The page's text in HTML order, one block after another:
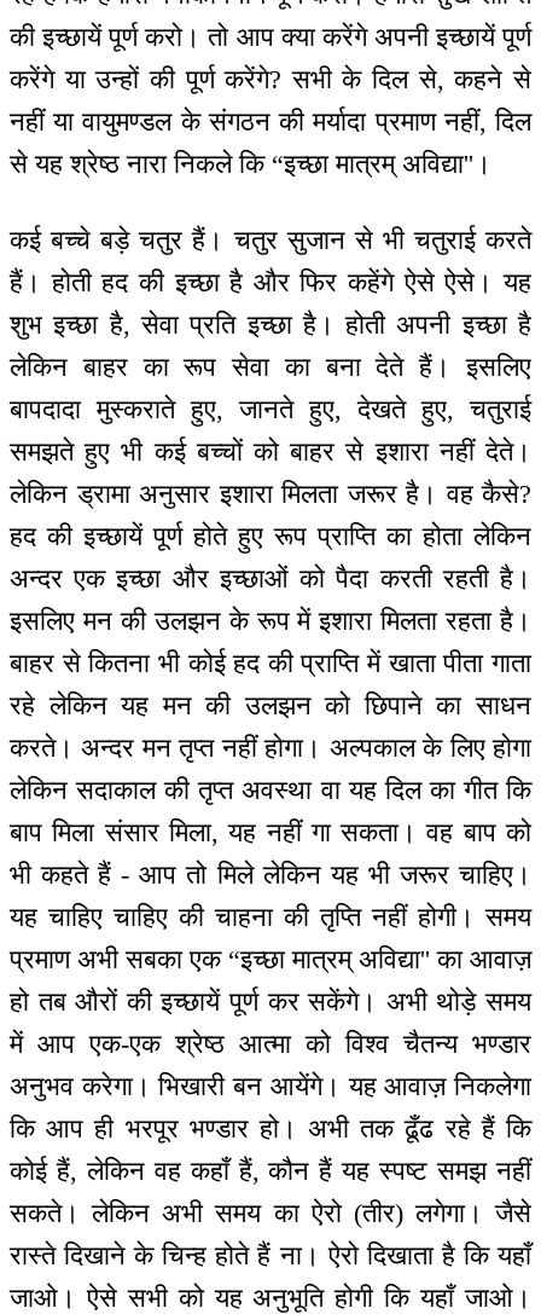
की इच्छायें पूर्ण करो। तो आप क्या करेंगे अपनी इच्छायें पूर्ण
करेंगे या उन्हों की पूर्ण करेंगे? सभी के दिल से, कहने से
नहीं या वायुमण्डल के संगठन की मर्यादा प्रमाण नहीं, दिल
से यह श्रेष्ठ नारा निकले कि “इच्छा मात्रम् अविद्या''।
कई बच्चे बड़े चतुर हैं। चतुर सुजान से भी चतुराई करते
हैं। होती हद की इच्छा है और फिर कहेंगे ऐसे ऐसे। यह
शुभ इच्छा है, सेवा प्रति इच्छा है। होती अपनी इच्छा है
लेकिन बाहर का रूप सेवा का बना देते हैं। इसलिए
बापदादा मुस्कराते हुए, जानते हुए, देखते हुए, चतुराई
समझते हुए भी कई बच्चों को बाहर से इशारा नहीं देते।
लेकिन ड्रामा अनुसार इशारा मिलता जरूर है। वह कैसे?
हद की इच्छायें पूर्ण होते हुए रूप प्राप्ति का होता लेकिन
अन्दर एक इच्छा और इच्छाओं को पैदा करती रहती है।
इसलिए मन की उलझन के रूप में इशारा मिलता रहता है।
बाहर से कितना भी कोई हद की प्राप्ति में खाता पीता गाता
रहे लेकिन यह मन की उलझन को छिपाने का साधन
करते। अन्दर मन तृप्त नहीं होगा। अल्पकाल के लिए होगा
लेकिन सदाकाल की तृप्त अवस्था वा यह दिल का गीत कि
बाप मिला संसार मिला, यह नहीं गा सकता। वह बाप को
भी कहते हैं - आप तो मिले लेकिन यह भी जरूर चाहिए।
यह चाहिए चाहिए की चाहना की तृप्ति नहीं होगी। समय
प्रमाण अभी सबका एक “इच्छा मात्रम् अविद्या'' का आवाज़
हो तब औरों की इच्छायें पूर्ण कर सकेंगे। अभी थोड़े समय
में आप एक-एक श्रेष्ठ आत्मा को विश्व चैतन्य भण्डार
अनुभव करेगा। भिखारी बन आयेंगे। यह आवाज़ निकलेगा
कि आप ही भरपूर भण्डार हो। अभी तक ढूँढ रहे हैं कि
कोई हैं, लेकिन वह कहाँ हैं, कौन हैं यह स्पष्ट समझ नहीं
सकते। लेकिन अभी समय का ऐरो (तीर) लगेगा। जैसे
रास्ते दिखाने के चिन्ह होते हैं ना। ऐरो दिखाता है कि यहाँ
जाओ। ऐसे सभी को यह अनुभूति होगी कि यहाँ जाओ।